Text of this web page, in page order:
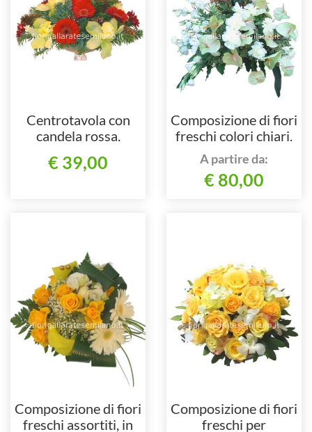
Centrotavola con
candela rossa.
€ 39,00
Composizione di fiori
freschi colori chiari.
A partire da:
€ 80,00
Composizione di fiori
freschi assortiti, in
Composizione di fiori
freschi per